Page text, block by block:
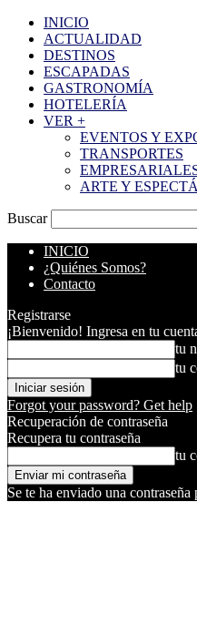
INICIO
ACTUALIDAD
DESTINOS
ESCAPADAS
GASTRONOMÍA
HOTELERÍA
VER +
EVENTOS Y
TRANSPORTES
ARTE Y
Buscar
INICIO
¿Quiénes Somos?
Contacto
Registrarse
¡Bienvenido! Ingresa en tu
tu
tu
Forgot your password? Get help
Recuperación de contraseña
Recupera tu contraseña
tu
Se te ha enviado una